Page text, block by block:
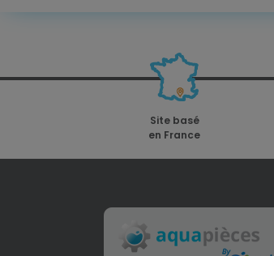
Site basé
en France